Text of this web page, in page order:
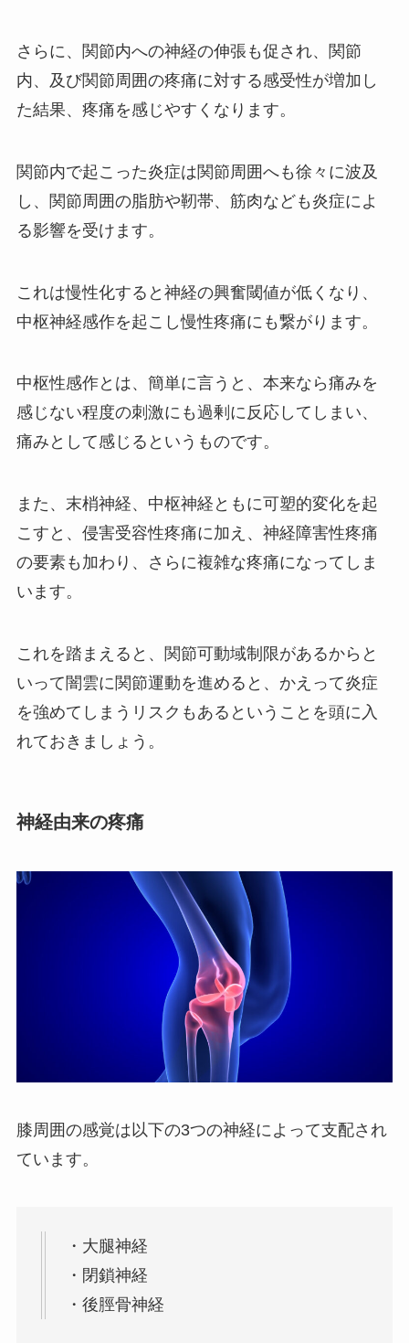
さらに、関節内への神経の伸張も促され、関節
内、及び関節周囲の疼痛に対する感受性が増加し
た結果、疼痛を感じやすくなります。
関節内で起こった炎症は関節周囲へも徐々に波及
し、関節周囲の脂肪や靭帯、筋肉なども炎症によ
る影響を受けます。
これは慢性化すると神経の興奮閾値が低くなり、
中枢神経感作を起こし慢性疼痛にも繋がります。
中枢性感作とは、簡単に言うと、本来なら痛みを
感じない程度の刺激にも過剰に反応してしまい、
痛みとして感じるというものです。
また、末梢神経、中枢神経ともに可塑的変化を起
こすと、侵害受容性疼痛に加え、神経障害性疼痛
の要素も加わり、さらに複雑な疼痛になってしま
います。
これを踏まえると、関節可動域制限があるからと
いって闇雲に関節運動を進めると、かえって炎症
を強めてしまうリスクもあるということを頭に入
れておきましょう。
神経由来の疼痛
膝周囲の感覚は以下の3つの神経によって支配され
ています。
・大腿神経
・閉鎖神経
・後脛骨神経